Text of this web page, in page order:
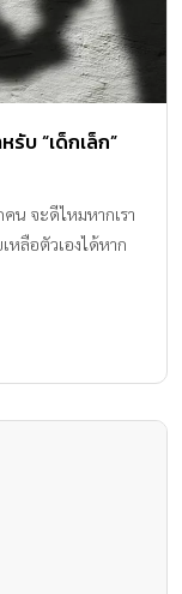
บ “เด็กเล็ก”
น จะดีไหมหากเรา
หลือตัวเองได้หาก